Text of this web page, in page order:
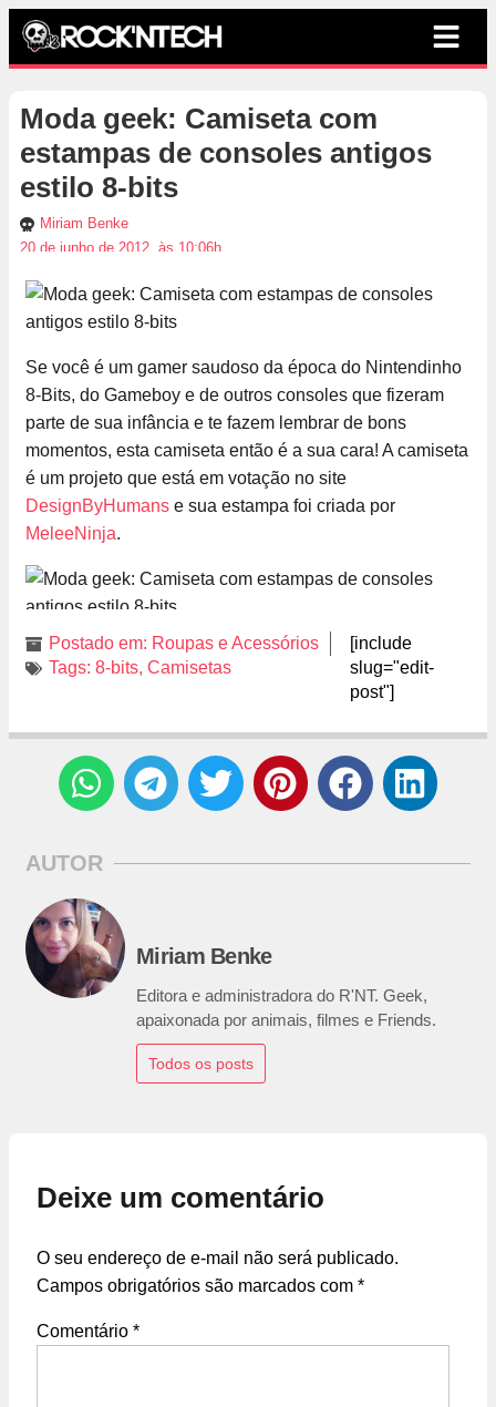
Moda geek: Camiseta com
estampas de consoles antigos
estilo 8-bits
Miriam Benke
20 de junho de 2012, às 10:06h
Se você é um gamer saudoso da época do Nintendinho
8-Bits, do Gameboy e de outros consoles que fizeram
parte de sua infância e te fazem lembrar de bons
momentos, esta camiseta então é a sua cara! A camiseta
é um projeto que está em votação no site
DesignByHumans e sua estampa foi criada por
MeleeNinja.
Postado em: Roupas e Acessórios
Tags: 8-bits, Camisetas
[include
slug="edit-
post"]
AUTOR
Miriam Benke
Editora e administradora do R'NT. Geek,
apaixonada por animais, filmes e Friends.
Todos os posts
Deixe um comentário
O seu endereço de e-mail não será publicado.
Campos obrigatórios são marcados com *
Comentário *